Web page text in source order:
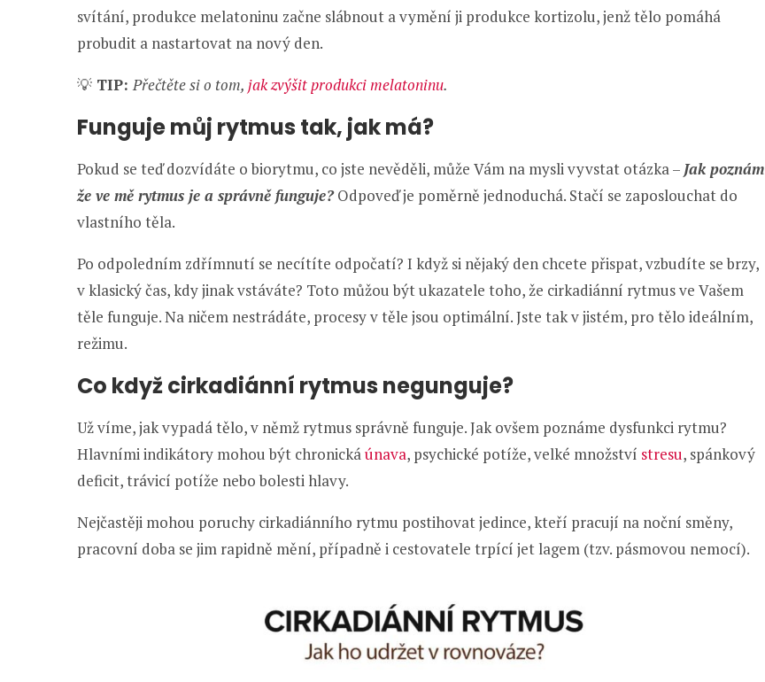
svítání, produkce melatoninu začne slábnout a vymění ji produkce kortizolu, jenž tělo pomáhá
probudit a nastartovat na nový den.
💡 TIP:Přečtěte si o tom, jak zvýšit produkci melatoninu.
Funguje můj rytmus tak, jak má?
Pokud se teď dozvídáte o biorytmu, co jste nevěděli, může Vám na mysli vyvstat otázka – Jak poznám
že ve mě rytmus je a správně funguje?Odpoveď je poměrně jednoduchá. Stačí se zaposlouchat do
vlastního těla.
Po odpoledním zdřímnutí se necítíte odpočatí? I když si nějaký den chcete přispat, vzbudíte se brzy,
v klasický čas, kdy jinak vstáváte? Toto můžou být ukazatele toho, že cirkadiánní rytmus ve Vašem
těle funguje. Na ničem nestrádáte, procesy v těle jsou optimální. Jste tak v jistém, pro tělo ideálním,
režimu.
Co když cirkadiánní rytmus negunguje?
Už víme, jak vypadá tělo, v němž rytmus správně funguje. Jak ovšem poznáme dysfunkci rytmu?
Hlavními indikátory mohou být chronickáúnava, psychické potíže, velké množství stresu, spánkový
deficit, trávicí potíže nebo bolesti hlavy.
Nejčastěji mohou poruchy cirkadiánního rytmu postihovat jedince, kteří pracují na noční směny,
pracovní doba se jim rapidně mění, případně i cestovatele trpící jet lagem (tzv. pásmovou nemocí).